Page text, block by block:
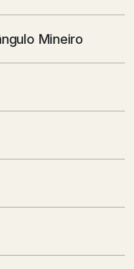
Mineiro